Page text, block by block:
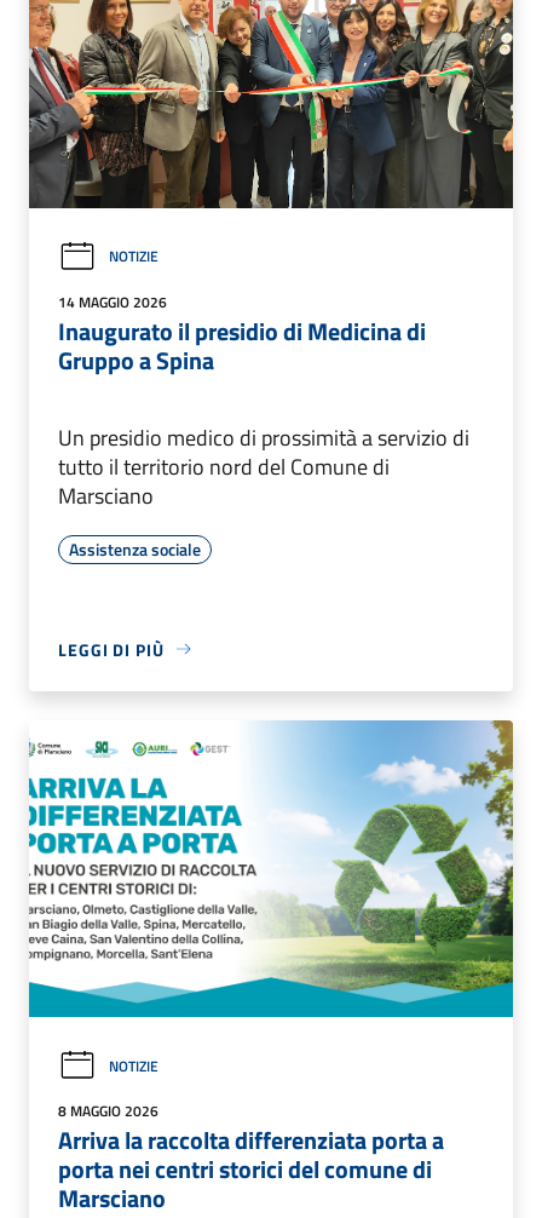
NOTIZIE
14 MAGGIO 2026
Inaugurato il presidio di Medicina di
Gruppo a Spina
Un presidio medico di prossimità a servizio di
tutto il territorio nord del Comune di
Marsciano
Assistenza sociale
LEGGI DI PIÙ
NOTIZIE
8 MAGGIO 2026
Arriva la raccolta differenziata porta a
porta nei centri storici del comune di
Marsciano